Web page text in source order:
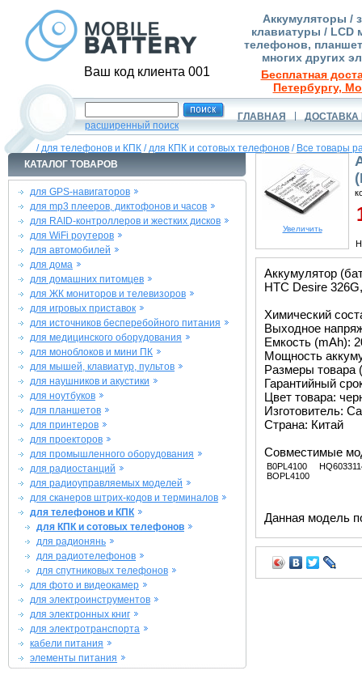
Ваш код клиента 001
Аккумуляторы /
клавиатуры / LCD
телефонов,
многих других
Бесплатная
Петербургу,
расширенный поиск
ГЛАВНАЯ ДОСТАВКА
/для телефонов и КПК /для КПК и сотовых телефонов / Все товары
КАТАЛОГ ТОВАРОВ
для GPS-навигаторов
для mp3 плееров, диктофонов и часов
для RAID-контроллеров и жестких дисков
для WiFi роутеров
для автомобилей
для дома
для домашних питомцев
для ЖК мониторов и телевизоров
для игровых приставок
для источников бесперебойного питания
для медицинского оборудования
для моноблоков и мини ПК
для мышей, клавиатур, пультов
для наушников и акустики
для ноутбуков
для планшетов
для принтеров
для проекторов
для промышленного оборудования
для радиостанций
для радиоуправляемых моделей
для сканеров штрих-кодов и терминалов
для телефонов и КПК
для КПК и сотовых телефонов
для радионянь
для радиотелефонов
для спутниковых телефонов
для фото и видеокамер
для электроинструментов
для электронных книг
для электротранспорта
кабели питания
элементы питания
Увеличить
Аккумулятор
HTC Desire
Химический
Выходное
Емкость (mAh):
Мощность
Размеры товара
Гарантийный
Цвет товара:
Изготовитель:
Страна: Китай
Совместимые
B0PL4100
BOPL4100
Данная модель